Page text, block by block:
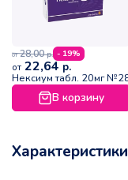
от 28,00р. - 19%
от 22,64 р.
Нексиум табл. 20мг
В корзину